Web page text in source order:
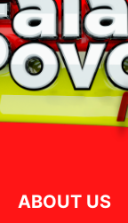
ABOUT US